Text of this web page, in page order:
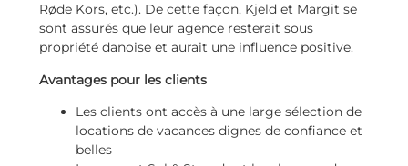
Røde Kors, etc.). De cette façon, Kjeld et Margit se
sont assurés que leur agence resterait sous
propriété danoise et aurait une influence positive.
Avantages pour les clients
Les clients ont accès à une large sélection de
locations de vacances dignes de confiance et
belles